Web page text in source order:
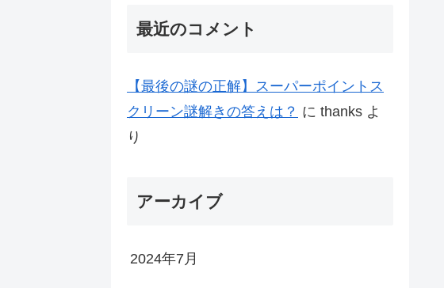
最近のコメント
【最後の謎の正解】スーパーポイントス
クリーン謎解きの答えは？ に thanks よ
り
アーカイブ
2024年7月